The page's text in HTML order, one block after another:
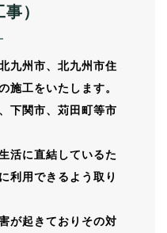
事）
九州市、北九州市住
施工をいたします。
下関市、苅田町等市
活に直結しているた
利用できるよう取り
が起きておりその対